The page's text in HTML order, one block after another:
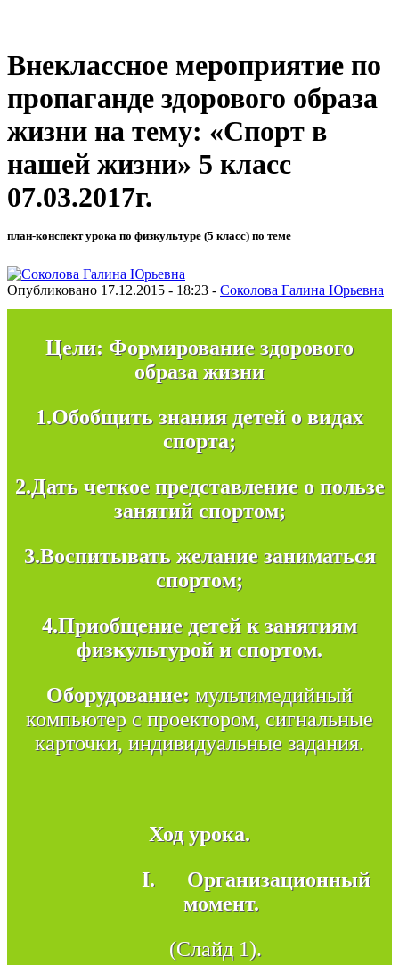
Внеклассное мероприятие по
пропаганде здорового образа
жизни на тему: «Спорт в
нашей жизни» 5 класс
07.03.2017г.
план-конспект урока по физкультуре (5 класс) по теме
Опубликовано 17.12.2015 - 18:23 - Соколова Галина Юрьевна
Цели: Формирование здорового
образа жизни
1.Обобщить знания детей о видах
спорта;
2.Дать четкое представление о пользе
занятий спортом;
3.Воспитывать желание заниматься
спортом;
4.Приобщение детей к занятиям
физкультурой и спортом.
Оборудование: мультимедийный
компьютер с проектором, сигнальные
карточки, индивидуальные задания.
Ход урока.
I. Организационный
момент.
(Слайд 1).